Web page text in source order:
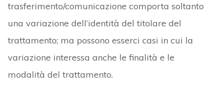
trasferimento/comunicazione comporta soltanto
una variazione dell’identità del titolare del
trattamento; ma possono esserci casi in cui la
variazione interessa anche le finalità e le
modalità del trattamento.